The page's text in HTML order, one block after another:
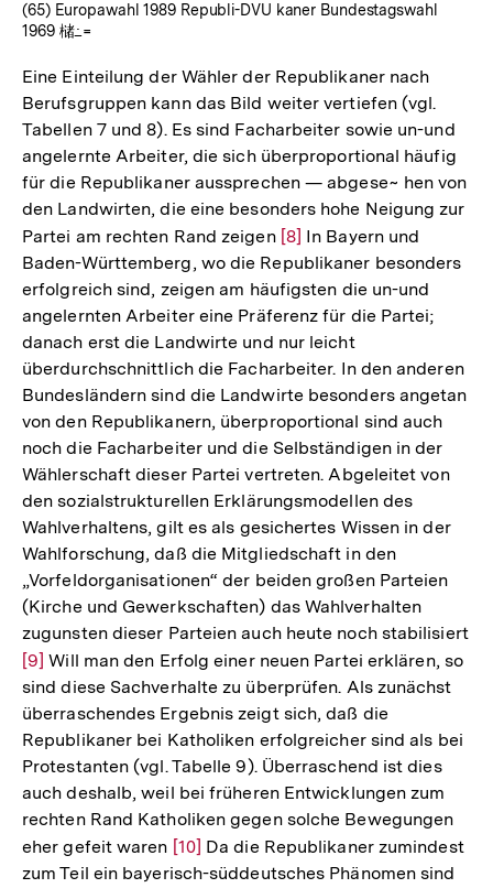
(65) Europawahl 1989 Republi-DVU kaner Bundestagswahl
1969 槠߸=
Eine Einteilung der Wähler der Republikaner nach
Berufsgruppen kann das Bild weiter vertiefen (vgl.
Tabellen 7 und 8). Es sind Facharbeiter sowie un-und
angelernte Arbeiter, die sich überproportional häufig
für die Republikaner aussprechen — abgese~ hen von
den Landwirten, die eine besonders hohe Neigung zur
Partei am rechten Rand zeigen Zur
Auflösung
der
Fußnote
[8] In Bayern und
Baden-Württemberg, wo die Republikaner besonders
erfolgreich sind, zeigen am häufigsten die un-und
angelernten Arbeiter eine Präferenz für die Partei;
danach erst die Landwirte und nur leicht
überdurchschnittlich die Facharbeiter. In den anderen
Bundesländern sind die Landwirte besonders angetan
von den Republikanern, überproportional sind auch
noch die Facharbeiter und die Selbständigen in der
Wählerschaft dieser Partei vertreten. Abgeleitet von
den sozialstrukturellen Erklärungsmodellen des
Wahlverhaltens, gilt es als gesichertes Wissen in der
Wahlforschung, daß die Mitgliedschaft in den
„Vorfeldorganisationen“ der beiden großen Parteien
(Kirche und Gewerkschaften) das Wahlverhalten
zugunsten dieser Parteien auch heute noch stabilisiert
Zur
Auflösung
der
Fußnote
[9] Will man den Erfolg einer neuen Partei erklären, so
sind diese Sachverhalte zu überprüfen. Als zunächst
überraschendes Ergebnis zeigt sich, daß die
Republikaner bei Katholiken erfolgreicher sind als bei
Protestanten (vgl. Tabelle 9). Überraschend ist dies
auch deshalb, weil bei früheren Entwicklungen zum
rechten Rand Katholiken gegen solche Bewegungen
eher gefeit waren Zur
Auflösung
[10] Da die Republikaner zumindest
zum Teil ein bayerisch-süddeutsches Phänomen sind